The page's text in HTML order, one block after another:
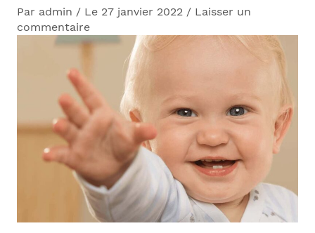
Par admin / Le 27 janvier 2022 / Laisser un
commentaire